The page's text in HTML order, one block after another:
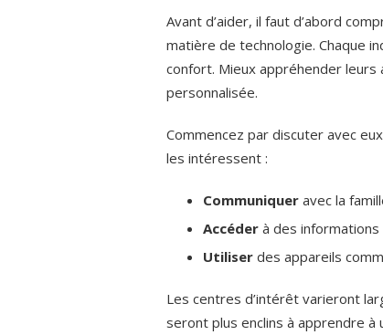
Avant d’aider, il faut d’abord
matière de technologie. Chaque
confort. Mieux appréhender
personnalisée.
Commencez par discuter avec
les intéressent :
Communiquer avec la
Accéder à des
Utiliser des appareils
Les centres d’intérêt varieront
seront plus enclins à apprendre à